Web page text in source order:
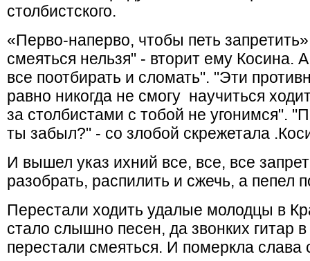
столбистского.
«Перво-наперво, чтобы петь
смеяться нельзя" - вторит ему Косина.
все поотбирать и сломать". "Эти
равно никогда не смогу научиться
за столбистами с тобой не угонимся".
ты забыл?" - со злобой скрежетала
И вышел указ ихний все, все, все
разобрать, распилить и сжечь, а пепел
Перестали ходить удалые молодцы в
стало слышно песен, да звонких гитар
перестали смеяться. И померкла слава